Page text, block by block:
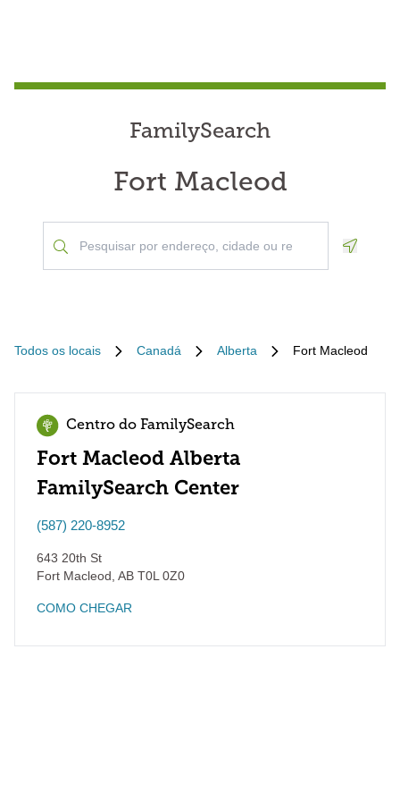
FamilySearch
Fort Macleod
Todos os locais Canadá Alberta Fort Macleod
Centro do FamilySearch
Fort Macleod Alberta
FamilySearch Center
(587) 220-8952
643 20th St
Fort Macleod AB T0L 0Z0
COMO CHEGAR